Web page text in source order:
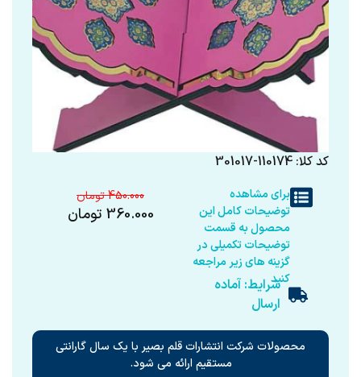
کد کلا: 110174-301017
برای مشاهده
توضیحات کامل این
محصول به قسمت
توضیحات تکمیلی در
گزینه های زیر مراجعه
کنیدشرایط: آماده
ارسال
450.000
360.000 تومان
محصولات شرکت انتشارات قلم بصیر با یک سال گارانتی
مستقیم ارائه می شود.